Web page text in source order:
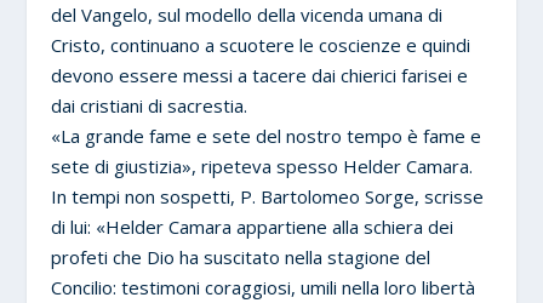
del Vangelo, sul modello della vicenda umana di
Cristo, continuano a scuotere le coscienze e quindi
devono essere messi a tacere dai chierici farisei e
dai cristiani di sacrestia.
«La grande fame e sete del nostro tempo è fame e
sete di giustizia», ripeteva spesso Helder Camara.
In tempi non sospetti, P. Bartolomeo Sorge, scrisse
di lui: «Helder Camara appartiene alla schiera dei
profeti che Dio ha suscitato nella stagione del
Concilio: testimoni coraggiosi, umili nella loro libertà